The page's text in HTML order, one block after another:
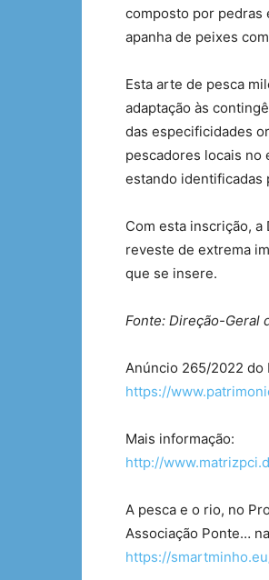
composto por pedras
apanha de peixes
Esta arte de pesca
adaptação às
das especificidades
pescadores locais no
estando identificadas
Com esta inscrição,
reveste de extrema
que se insere.
Fonte: Direção-Geral
Anúncio 265/2022 do
https://
Mais informação:
http://
A pesca e o rio, no
Associação Ponte…
https://